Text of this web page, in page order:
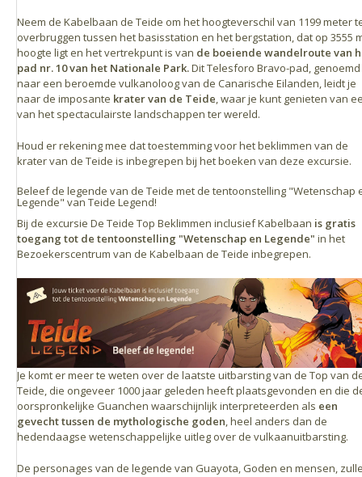
Neem de Kabelbaan de Teide om het hoogteverschil van 1199 meter
overbruggen tussen het basisstation en het bergstation, dat op 3555
hoogte ligt en het vertrekpunt is van de boeiende wandelroute van
pad nr. 10 van het Nationale Park.Dit Telesforo Bravo-pad, genoemd
naar een beroemde vulkanoloog van de Canarische Eilanden, leidt je
naar de imposante krater van de Teide, waar je kunt genieten van
van het spectaculairste landschappen ter wereld.
Houd er rekening mee dat toestemming voor het beklimmen van de
krater van de Teide is inbegrepen bij het boeken van deze excursie.
Beleef de legende van de Teide met de tentoonstelling "Wetenschap
Legende" van Teide Legend!
Bij de excursie De Teide Top Beklimmen inclusief Kabelbaan is gratis
toegang tot de tentoonstelling "Wetenschap en Legende" in het
Bezoekerscentrum van de Kabelbaan de Teide inbegrepen.
Je komt er meer te weten over de laatste uitbarsting van de Top van
Teide, die ongeveer 1000 jaar geleden heeft plaatsgevonden en die
oorspronkelijke Guanchen waarschijnlijk interpreteerden als een
gevecht tussen de mythologische goden, heel anders dan de
hedendaagse wetenschappelijke uitleg over de vulkaanuitbarsting.
De personages van de legende van Guayota, Goden en mensen,